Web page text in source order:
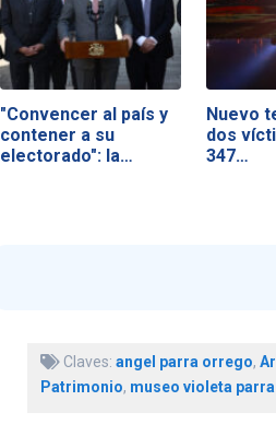
"Convencer al país y
contener a su
electorado": la…
Nuevo
dos
347…
Claves: angel parra orrego,
Patrimonio, museo violeta parra